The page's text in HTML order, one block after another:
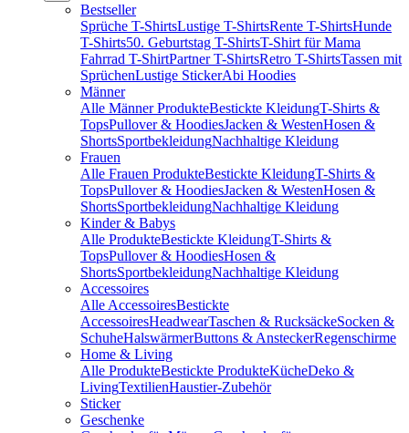
Bestseller
Sprüche T-ShirtsLustige T-ShirtsRente T-ShirtsHunde
T-Shirts50. Geburtstag T-ShirtsT-Shirt für Mama
Fahrrad T-ShirtPartner T-ShirtsRetro T-ShirtsTassen mit
SprüchenLustige StickerAbi Hoodies
Männer
Alle Männer ProdukteBestickte KleidungT-Shirts &
TopsPullover & HoodiesJacken & WestenHosen &
ShortsSportbekleidungNachhaltige Kleidung
Frauen
Alle Frauen ProdukteBestickte KleidungT-Shirts &
TopsPullover & HoodiesJacken & WestenHosen &
ShortsSportbekleidungNachhaltige Kleidung
Kinder & Babys
Alle ProdukteBestickte KleidungT-Shirts &
TopsPullover & HoodiesHosen &
ShortsSportbekleidungNachhaltige Kleidung
Accessoires
Alle AccessoiresBestickte
AccessoiresHeadwearTaschen & RucksäckeSocken &
SchuheHalswärmerButtons & AnsteckerRegenschirme
Home & Living
Alle ProdukteBestickte ProdukteKücheDeko &
LivingTextilienHaustier-Zubehör
Sticker
Geschenke